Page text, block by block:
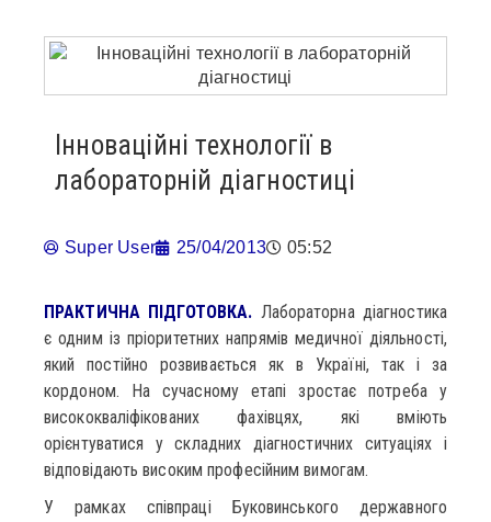
Інноваційні технології в
лабораторній діагностиці
Super User 25/04/2013 05:52
ПРАКТИЧНА ПІДГОТОВКА. Лабораторна діагностика
є одним із пріоритетних напрямів медичної діяльності,
який постійно розвивається як в Україні, так і за
кордоном. На сучасному етапі зростає потреба у
висококваліфікованих фахівцях, які вміють
орієнтуватися у складних діагностичних ситуаціях і
відповідають високим професійним вимогам.
У рамках співпраці Буковинського державного